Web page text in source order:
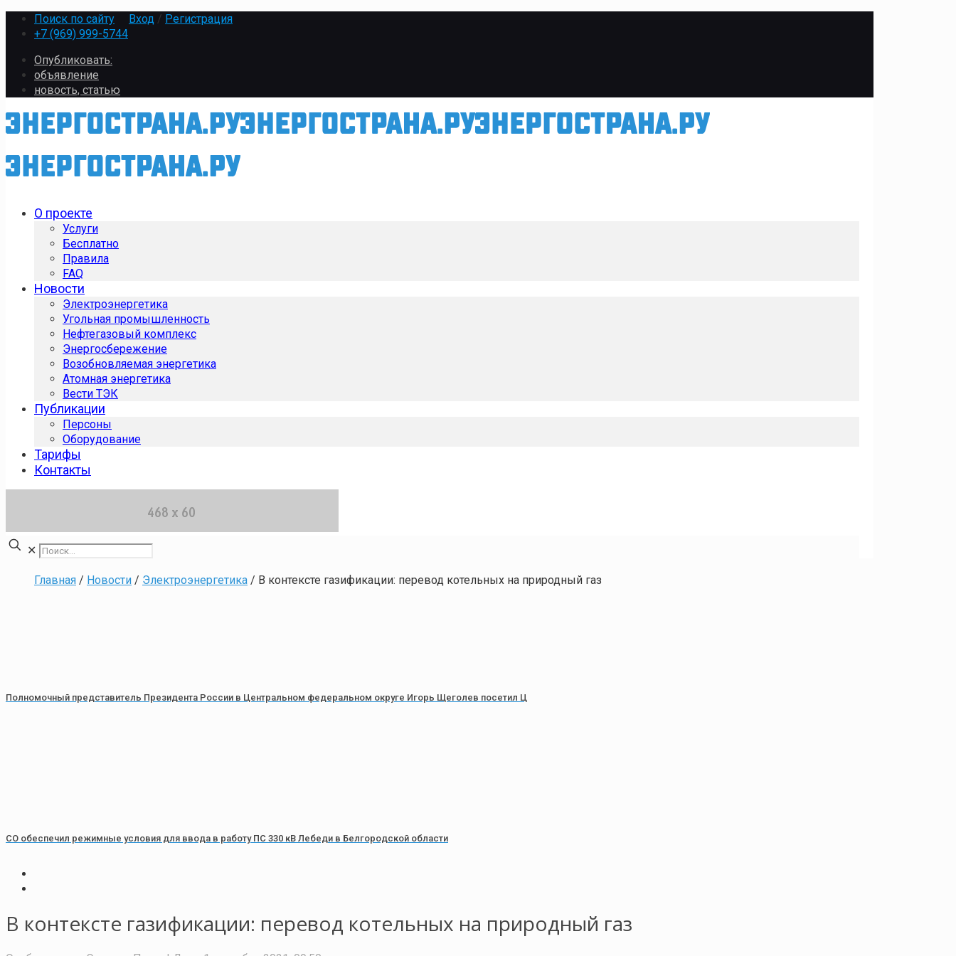
Поиск по сайту Вход / Регистрация
+7 (969) 999-5744
Опубликовать:
объявление
новость, статью
О проекте
Услуги
Бесплатно
Правила
FAQ
Новости
Электроэнергетика
Угольная промышленность
Нефтегазовый комплекс
Энергосбережение
Возобновляемая энергетика
Атомная энергетика
Вести ТЭК
Публикации
Персоны
Оборудование
Тарифы
Контакты
✕
Главная / Новости / Электроэнергетика / В контексте газификации: перевод котельных на природный газ
Полномочный представитель Президента России в Центральном федеральном округе Игорь Щеголев посетил Ц
СО обеспечил режимные условия для ввода в работу ПС 330 кВ Лебеди в Белгородской области
В контексте газификации: перевод котельных на природный газ